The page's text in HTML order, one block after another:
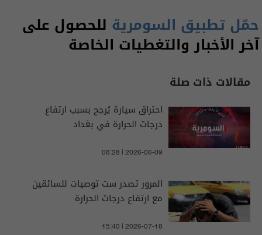
حمّل تطبيق السومرية للحصول على
آخر الأخبار والتغطيات الخاصة
مقالات ذات صلة
احتراق سيارة يُرجح بسبب ارتفاع
درجات الحرارة في بغداد
08:28 | 2026-06-09
​المرور تصدر ست توصيات للسائقين
مع ارتفاع درجات الحرارة
15:40 | 2026-07-18